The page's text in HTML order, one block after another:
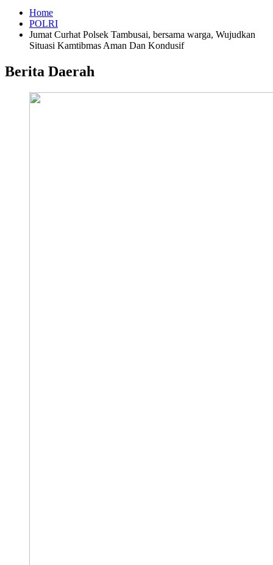
Home
POLRI
Jumat Curhat Polsek Tambusai, bersama warga, Wujudkan
Situasi Kamtibmas Aman Dan Kondusif
Berita Daerah